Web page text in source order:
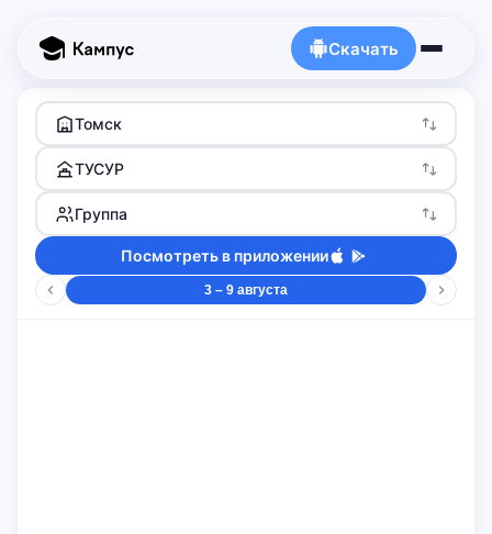
Скачать
Томск
ТУСУР
Группа
Посмотреть в приложении
3 – 9 августа